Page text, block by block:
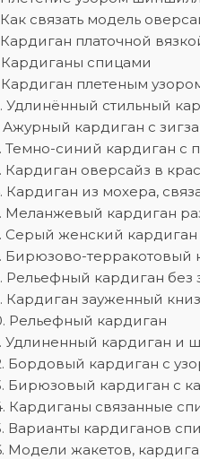
Как связать модель
Кардиган платочной
Кардиганы спицами
Кардиган плетеным
Удлинённый стильный
Ажурный кардиган с
Темно-синий кардиган с
Кардиган оверсайз в
Кардиган из мохера,
Меланжевый кардиган
Серый женский кардиган
Бирюзово-терракотовый
Рельефный кардиган без
Кардиган зауженный
Рельефный кардиган
Удлиненный кардиган и
Бордовый кардиган с
Бирюзовый кардиган с
Кардиганы связанные
Варианты кардиганов
Модели жакетов,